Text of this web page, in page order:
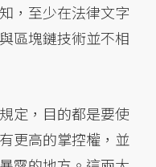
，至少在法律文字
區塊鏈技術並不相
定，目的都是要使
更高的掌控權，並